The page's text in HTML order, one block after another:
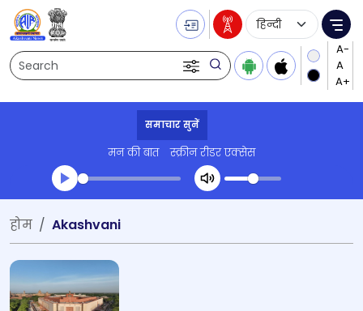
Search
Language
समाचार सुनें
मन की बात स्क्रीन रीडर एक्सेस
Transcript summary
होम Akashvani